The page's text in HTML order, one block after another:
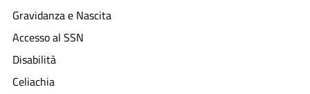
Gravidanza e Nascita
Accesso al SSN
Disabilità
Celiachia